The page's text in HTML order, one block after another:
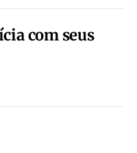
com seus